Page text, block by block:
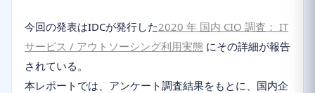
今回の発表はIDCが発行した2020 年 国内 CIO 調査： IT
サービス / アウトソーシング利用実態 にその詳細が報告
されている。
本レポートでは、アンケート調査結果をもとに、国内企